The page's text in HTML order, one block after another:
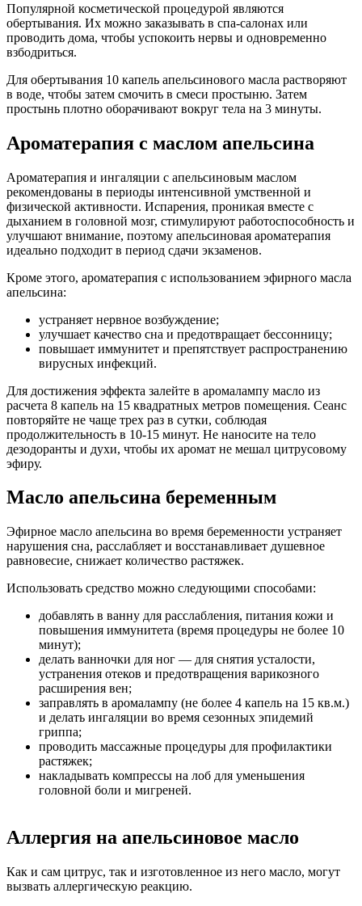
Популярной косметической процедурой являются
обертывания. Их можно заказывать в спа-салонах или
проводить дома, чтобы успокоить нервы и одновременно
взбодриться.
Для обертывания 10 капель апельсинового масла растворяют
в воде, чтобы затем смочить в смеси простыню. Затем
простынь плотно оборачивают вокруг тела на 3 минуты.
Ароматерапия с маслом апельсина
Ароматерапия и ингаляции с апельсиновым маслом
рекомендованы в периоды интенсивной умственной и
физической активности. Испарения, проникая вместе с
дыханием в головной мозг, стимулируют работоспособность и
улучшают внимание, поэтому апельсиновая ароматерапия
идеально подходит в период сдачи экзаменов.
Кроме этого, ароматерапия с использованием эфирного масла
апельсина:
устраняет нервное возбуждение;
улучшает качество сна и предотвращает бессонницу;
повышает иммунитет и препятствует распространению
вирусных инфекций.
Для достижения эффекта залейте в аромалампу масло из
расчета 8 капель на 15 квадратных метров помещения. Сеанс
повторяйте не чаще трех раз в сутки, соблюдая
продолжительность в 10-15 минут. Не наносите на тело
дезодоранты и духи, чтобы их аромат не мешал цитрусовому
эфиру.
Масло апельсина беременным
Эфирное масло апельсина во время беременности устраняет
нарушения сна, расслабляет и восстанавливает душевное
равновесие, снижает количество растяжек.
Использовать средство можно следующими способами:
добавлять в ванну для расслабления, питания кожи и
повышения иммунитета (время процедуры не более 10
минут);
делать ванночки для ног — для снятия усталости,
устранения отеков и предотвращения варикозного
расширения вен;
заправлять в аромалампу (не более 4 капель на 15 кв.м.)
и делать ингаляции во время сезонных эпидемий
гриппа;
проводить массажные процедуры для профилактики
растяжек;
накладывать компрессы на лоб для уменьшения
головной боли и мигреней.
Аллергия на апельсиновое масло
Как и сам цитрус, так и изготовленное из него масло, могут
вызвать аллергическую реакцию.